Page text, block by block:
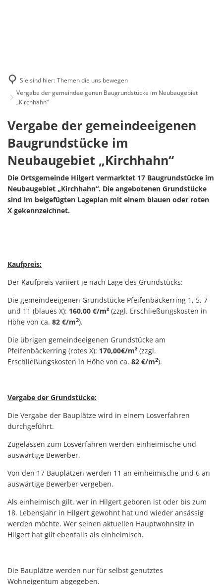
Sie sind hier: Themen die uns bewegen
Vergabe der gemeindeeigenen Baugrundstücke im Neubaugebiet
„Kirchhahn“
Vergabe
der
gemeindeeigenen
Baugrundstücke
im
Neubaugebiet
Vergabe der gemeindeeigenen
Baugrundstücke im
Neubaugebiet „Kirchhahn“
Die Ortsgemeinde Hilgert vermarktet 17 Baugrundstücke im
Neubaugebiet „Kirchhahn“. Die angebotenen Grundstücke
sind im beigefügten Lageplan mit einem blauen oder roten
X gekennzeichnet.
Kaufpreis:
Der Kaufpreis variiert je nach Lage des Grundstücks:
Die gemeindeeigenen Grundstücke Pfeifenbäckerring 1, 5, 7
und 11 (blaues X): 160,00 €/m² (zzgl. Erschließungskosten in
Höhe von ca. 82 €/m2).
Die übrigen gemeindeeigenen Grundstücke am
Pfeifenbäckerring (rotes X): 170,00€/m² (zzgl.
Erschließungskosten in Höhe von ca. 82 €/m2).
Vergabe der Grundstücke:
Die Vergabe der Bauplätze wird in einem Losverfahren
durchgeführt.
Zugelassen zum Losverfahren werden einheimische und
auswärtige Bewerber.
Von den 17 Bauplätzen werden 11 an einheimische und 6 an
auswärtige Bewerber vergeben.
Als einheimisch gilt, wer in Hilgert geboren ist oder bis zum
18. Lebensjahr in Hilgert gewohnt hat und wieder ansässig
werden möchte. Wer seinen aktuellen Hauptwohnsitz in
Hilgert hat gilt ebenfalls als einheimisch.
Die Bauplätze werden nur für selbst genutztes
Wohneigentum abgegeben.